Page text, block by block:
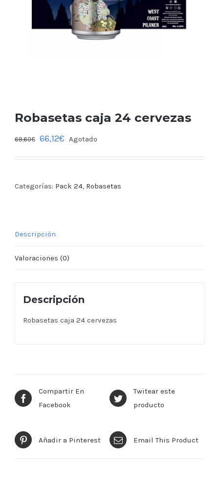
Robasetas caja 24 cervezas
69,60€ 66,12€ Agotado
Categorías: Pack 24, Robasetas
Descripción
Valoraciones (0)
Descripción
Robasetas caja 24 cervezas
Compartir En
Facebook
Twitear este
producto
Añadir a Pinterest Email This Product